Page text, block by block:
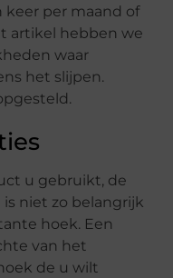
keer per maand of
artikel hebben we
waar
het slijpen.
u gebruikt, de
niet zo belangrijk
hoek. Een
van het
de u wilt